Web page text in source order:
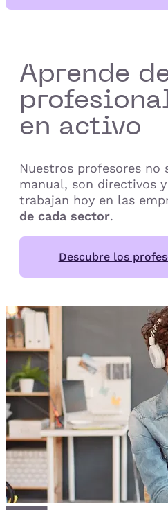
Aprende
en activo
Nuestros profesores no
manual, son directivos
trabajan hoy en las
de cada sector.
Descubre los